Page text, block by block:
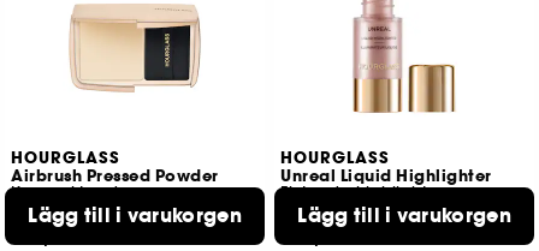
HOURGLASS
Airbrush Pressed Powder
Kompaktpuder
127
759,00 KR
Lägg till i varukorgen
HOURGLASS
Unreal Liquid Highlighter
Flytande highlighter
34
529,00 KR
Lägg till i varukorgen